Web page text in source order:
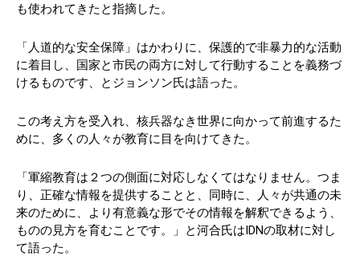
も使われてきたと指摘した。
「人道的な安全保障」はかわりに、保護的で非暴力的な活動
に着目し、国家と市民の両方に対して行動することを義務づ
けるものです、とジョンソン氏は語った。
この考え方を受入れ、核兵器なき世界に向かって前進するた
めに、多くの人々が教育に目を向けてきた。
「軍縮教育は２つの側面に対応しなくてはなりません。つま
り、正確な情報を提供することと、同時に、人々が共通の未
来のために、より有意義な形でその情報を解釈できるよう、
ものの見方を育むことです。」と河合氏はIDNの取材に対し
て語った。